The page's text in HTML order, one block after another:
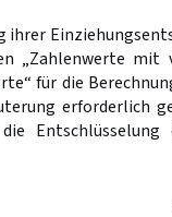
ihrer
„Zahlenwerte mit
für die
erforderlich
Entschlüsselung